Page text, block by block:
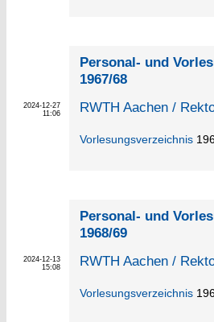
2024-12-27
11:06
Personal- und
1967/68
RWTH Aachen /
Vorlesungsverzeichnis
2024-12-13
15:08
Personal- und
1968/69
RWTH Aachen /
Vorlesungsverzeichnis